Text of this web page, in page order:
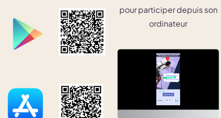
pour participer depuis son
ordinateur